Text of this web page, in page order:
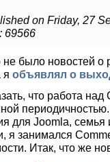
on Friday, 27
69566
не было новостей о
я объявлял о
что работа
для Joomla, семья
я занимался
Итак, что же